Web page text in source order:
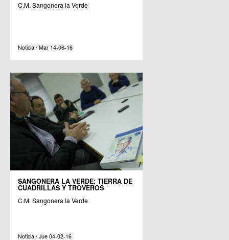
C.M. Sangonera la Verde
Noticia / Mar 14-06-16
SANGONERA LA VERDE: TIERRA DE
CUADRILLAS Y TROVEROS
C.M. Sangonera la Verde
Noticia / Jue 04-02-16